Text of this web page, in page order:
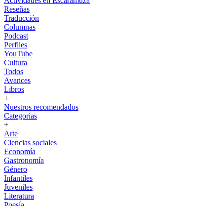
Reseñas
Traducción
Columnas
Podcast
Perfiles
YouTube
Cultura
Todos
Avances
Libros
+
Nuestros recomendados
Categorías
+
Arte
Ciencias sociales
Economía
Gastronomía
Género
Infantiles
Juveniles
Literatura